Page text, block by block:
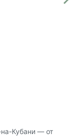
Кубани — от